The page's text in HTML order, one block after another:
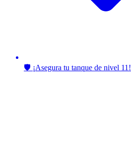
🛡️ ¡Asegura tu tanque de nivel 11!